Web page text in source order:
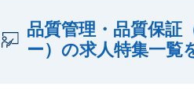
品質管理・品質保証
ー）の求人特集一覧